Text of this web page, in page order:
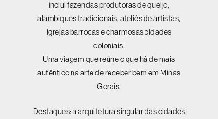
inclui fazendas produtoras de queijo,
alambiques tradicionais, ateliês de artistas,
igrejas barrocas e charmosas cidades
coloniais.
Uma viagem que reúne o que há de mais
autêntico na arte de receber bem em Minas
Gerais.
Destaques: a arquitetura singular das cidades